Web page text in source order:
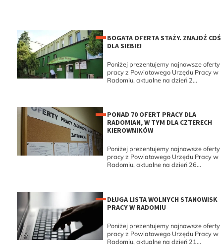
BOGATA OFERTA STAŻY. ZNAJDŹ COŚ
DLA SIEBIE!
Poniżej prezentujemy najnowsze oferty
pracy z Powiatowego Urzędu Pracy w
Radomiu, aktualne na dzień 2...
PONAD 70 OFERT PRACY DLA
RADOMIAN, W TYM DLA CZTERECH
KIEROWNIKÓW
Poniżej prezentujemy najnowsze oferty
pracy z Powiatowego Urzędu Pracy w
Radomiu, aktualne na dzień 26...
DŁUGA LISTA WOLNYCH STANOWISK
PRACY W RADOMIU
Poniżej prezentujemy najnowsze oferty
pracy z Powiatowego Urzędu Pracy w
Radomiu, aktualne na dzień 21...